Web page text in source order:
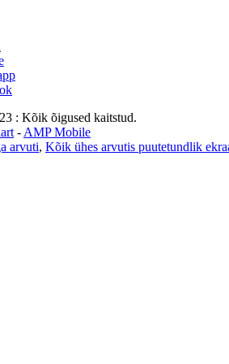
: Kõik õigused kaitstud.
- AMP Mobile
arvuti, Kõik ühes arvutis puutetundlik